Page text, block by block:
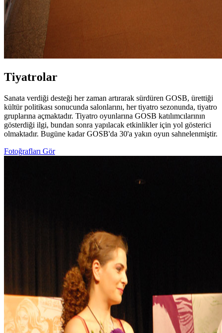
Tiyatrolar
Sanata verdiği desteği her zaman artırarak sürdüren GOSB, ürettiği
kültür politikası sonucunda salonlarını, her tiyatro sezonunda, tiyatro
gruplarına açmaktadır. Tiyatro oyunlarına GOSB katılımcılarının
gösterdiği ilgi, bundan sonra yapılacak etkinlikler için yol gösterici
olmaktadır. Bugüne kadar GOSB'da 30'a yakın oyun sahnelenmiştir.
Fotoğrafları Gör